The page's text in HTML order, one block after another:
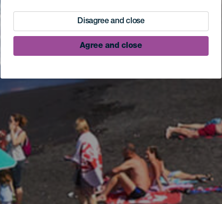
Disagree and close
Agree and close